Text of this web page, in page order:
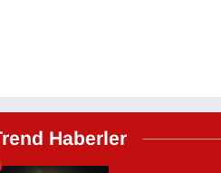
Haberler